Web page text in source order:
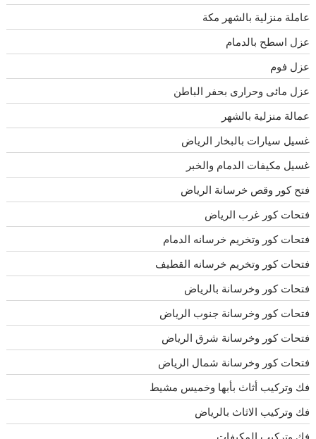
عاملة منزلية بالشهر مكة
عزل اسطح بالدمام
عزل فوم
عزل مائى وحرارى بحفر الباطن
عمالة منزلية بالشهر
غسيل سيارات بالبخار الرياض
غسيل مكيفات الدمام والخبر
فتح كور وقص خرسانة الرياض
فتحات كور غرب الرياض
فتحات كور وتخريم خرسانه الدمام
فتحات كور وتخريم خرسانه القطيف
فتحات كور وخرسانة بالرياض
فتحات كور وخرسانة جنوب الرياض
فتحات كور وخرسانة شرق الرياض
فتحات كور وخرسانة شمال الرياض
فك وتركيب أثاث بأبها وخميس مشيط
فك وتركيب الاثاث بالرياض
فك وتركيب المكيفات